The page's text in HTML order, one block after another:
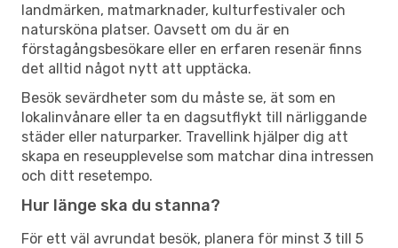
landmärken, matmarknader, kulturfestivaler och
natursköna platser. Oavsett om du är en
förstagångsbesökare eller en erfaren resenär finns
det alltid något nytt att upptäcka.
Besök sevärdheter som du måste se, ät som en
lokalinvånare eller ta en dagsutflykt till närliggande
städer eller naturparker. Travellink hjälper dig att
skapa en reseupplevelse som matchar dina intressen
och ditt resetempo.
Hur länge ska du stanna?
För ett väl avrundat besök, planera för minst 3 till 5